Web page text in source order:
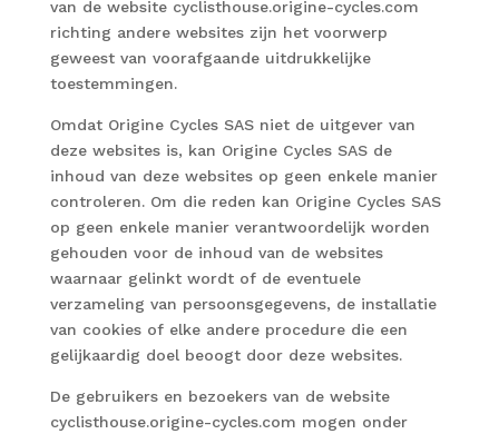
van de website cyclisthouse.origine-cycles.com
richting andere websites zijn het voorwerp
geweest van voorafgaande uitdrukkelijke
toestemmingen.
Omdat Origine Cycles SAS niet de uitgever van
deze websites is, kan Origine Cycles SAS de
inhoud van deze websites op geen enkele manier
controleren. Om die reden kan Origine Cycles SAS
op geen enkele manier verantwoordelijk worden
gehouden voor de inhoud van de websites
waarnaar gelinkt wordt of de eventuele
verzameling van persoonsgegevens, de installatie
van cookies of elke andere procedure die een
gelijkaardig doel beoogt door deze websites.
De gebruikers en bezoekers van de website
cyclisthouse.origine-cycles.com mogen onder